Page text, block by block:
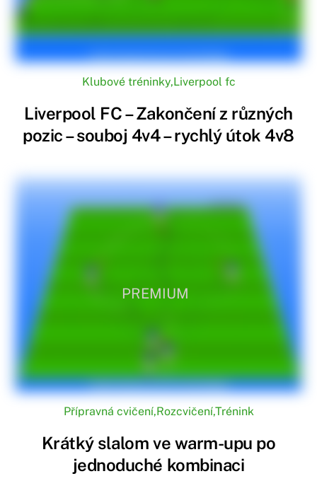
Klubové tréninky,Liverpool fc
Liverpool FC – Zakončení z různých
pozic – souboj 4v4 – rychlý útok 4v8
PREMIUM
Přípravná cvičení,Rozcvičení,Trénink
Krátký slalom ve warm-upu po
jednoduché kombinaci